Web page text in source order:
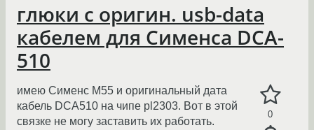
глюки с оригин. usb-data
кабелем для Сименса DCA-
510
0
имею Сименс М55 и оригинальный дата
кабель DCA510 на чипе pl2303. Вот в этой
связке не могу заставить их работать.